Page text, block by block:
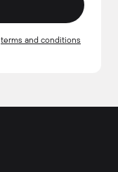
terms and conditions